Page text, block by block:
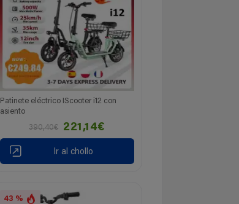
Patinete eléctrico IScooter i12 con
asiento
390,40€
221,14€
Ir al chollo
43 %